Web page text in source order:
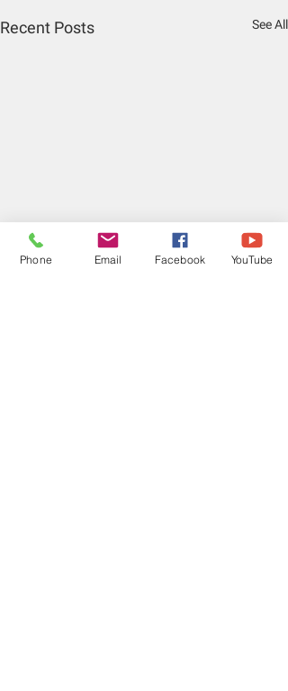
Recent Posts See All
Phone Email Facebook YouTube